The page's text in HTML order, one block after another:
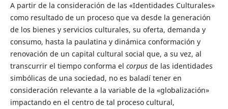
A partir de la consideración de las «Identidades Culturales»
como resultado de un proceso que va desde la generación
de los bienes y servicios culturales, su oferta, demanda y
consumo, hasta la paulatina y dinámica conformación y
renovación de un capital cultural social que, a su vez, al
transcurrir el tiempo conforma el corpus de las identidades
simbólicas de una sociedad, no es baladí tener en
consideración relevante a la variable de la «globalización»
impactando en el centro de tal proceso cultural,